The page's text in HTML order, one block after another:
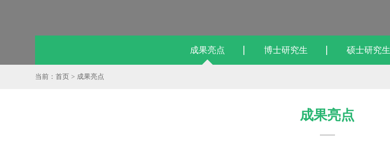
当前：首页 > 成果亮点
成果亮点 博士研究生 硕士研究生
成果亮点